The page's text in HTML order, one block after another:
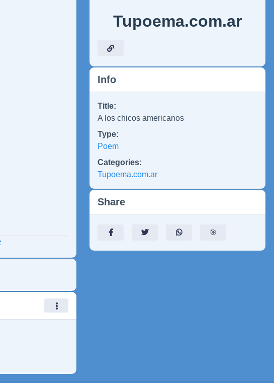
Tupoema.com.ar
Info
Title:
A los chicos americanos
Type:
Poem
Categories:
Tupoema.com.ar
Share
🎯